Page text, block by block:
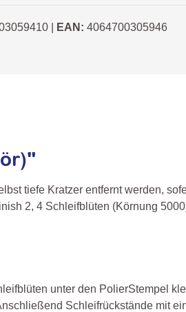
EAN: 4064700305946
tiefe Kratzer entfernt werden,
2, 4 Schleifblüten (Körnung
unter den PolierStempel
Schleifrückstände mit